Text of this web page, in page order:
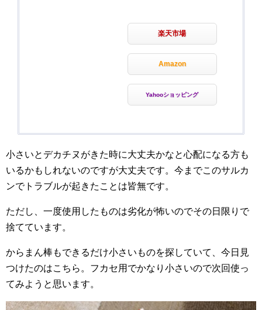
楽天市場
Amazon
Yahooショッピング
小さいとデカチヌがきた時に大丈夫かなと心配になる方も
いるかもしれないのですが大丈夫です。今までこのサルカ
ンでトラブルが起きたことは皆無です。
ただし、一度使用したものは劣化が怖いのでその日限りで
捨てています。
からまん棒もできるだけ小さいものを探していて、今日見
つけたのはこちら。フカセ用でかなり小さいので次回使っ
てみようと思います。